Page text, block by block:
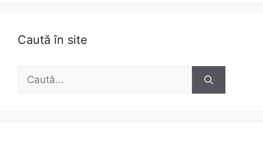
Caută în site
Caută